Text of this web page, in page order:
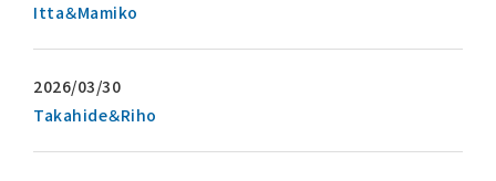
ショールーム・サロン
Itta＆Mamiko
Takahide＆Riho